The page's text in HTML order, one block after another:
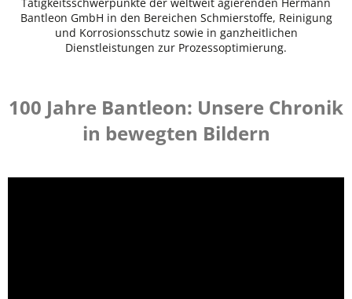
Bantleon GmbH in den Bereichen Schmierstoffe, Reinigung
und Korrosionsschutz sowie in ganzheitlichen
Dienstleistungen zur Prozessoptimierung.
100 Jahre Bantleon: Unsere Chronik
in bewegten Bildern